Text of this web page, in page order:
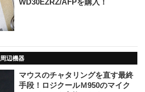
周辺機器
マウスのチャタリングを直す最終
手段！ロジクールＭ950のマイク